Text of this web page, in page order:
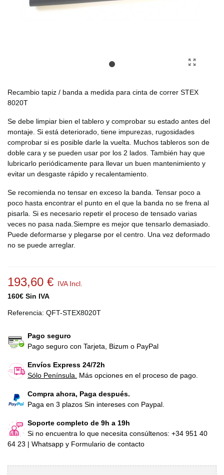
Recambio tapiz / banda a medida para cinta de correr STEX
8020T
Se debe limpiar bien el tablero y comprobar su estado antes del
montaje. Si está deteriorado, tiene impurezas, rugosidades
comprobar si es posible darle la vuelta. Muchos tableros son de
doble cara y se pueden usar por los 2 lados. También hay que
lubricarlo periódicamente para llevar un buen mantenimiento y
evitar un desgaste rápido y recalentamiento.
Se recomienda no tensar en exceso la banda. Tensar poco a
poco hasta encontrar el punto en el que la banda no se frena al
pisarla. Si es necesario repetir el proceso de tensado varias
veces no pasa nada.Siempre es mejor que tensarlo demasiado.
Puede deformarse y plegarse por el centro. Una vez deformado
no se puede arreglar.
193,60 € IVA Incl.
160€ Sin IVA
Referencia: QFT-STEX8020T
Pago seguro
Pago seguro con Tarjeta, Bizum o PayPal
Envíos Express 24/72h
Sólo Península.
Más opciones en el proceso de pago.
Compra ahora, Paga después.
Paga en 3 plazos Sin intereses con Paypal.
Soporte completo de 9h a 19h
Si no encuentra lo que necesita consúltenos: +34 951 40
64 23 | Whatsapp y Formulario de contacto